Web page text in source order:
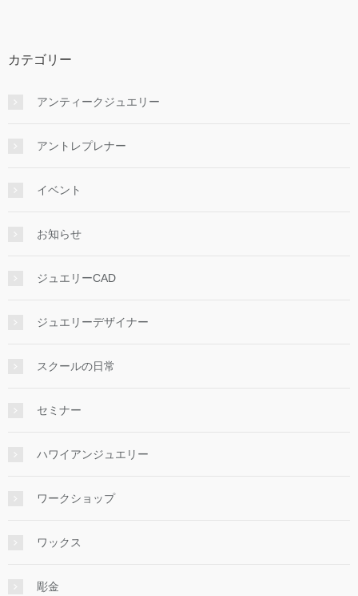
カテゴリー
アンティークジュエリー
アントレプレナー
イベント
お知らせ
ジュエリーCAD
ジュエリーデザイナー
スクールの日常
セミナー
ハワイアンジュエリー
ワークショップ
ワックス
彫金